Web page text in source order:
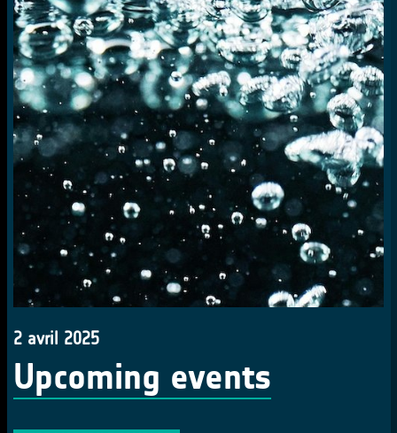
2 avril 2025
Upcoming events